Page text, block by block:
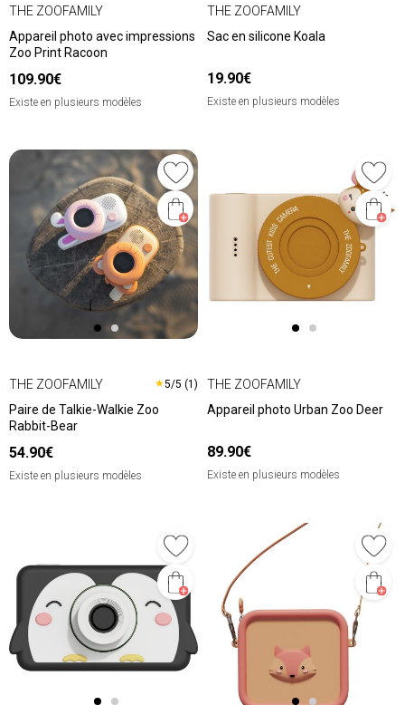
THE ZOOFAMILY
Appareil photo avec impressions
Zoo Print Racoon
109.90€
Existe en plusieurs modèles
THE ZOOFAMILY
Sac en silicone Koala
19.90€
Existe en plusieurs modèles
THE ZOOFAMILY ★5/5 (1)
Paire de Talkie-Walkie Zoo
Rabbit-Bear
54.90€
Existe en plusieurs modèles
THE ZOOFAMILY
Appareil photo Urban Zoo Deer
89.90€
Existe en plusieurs modèles